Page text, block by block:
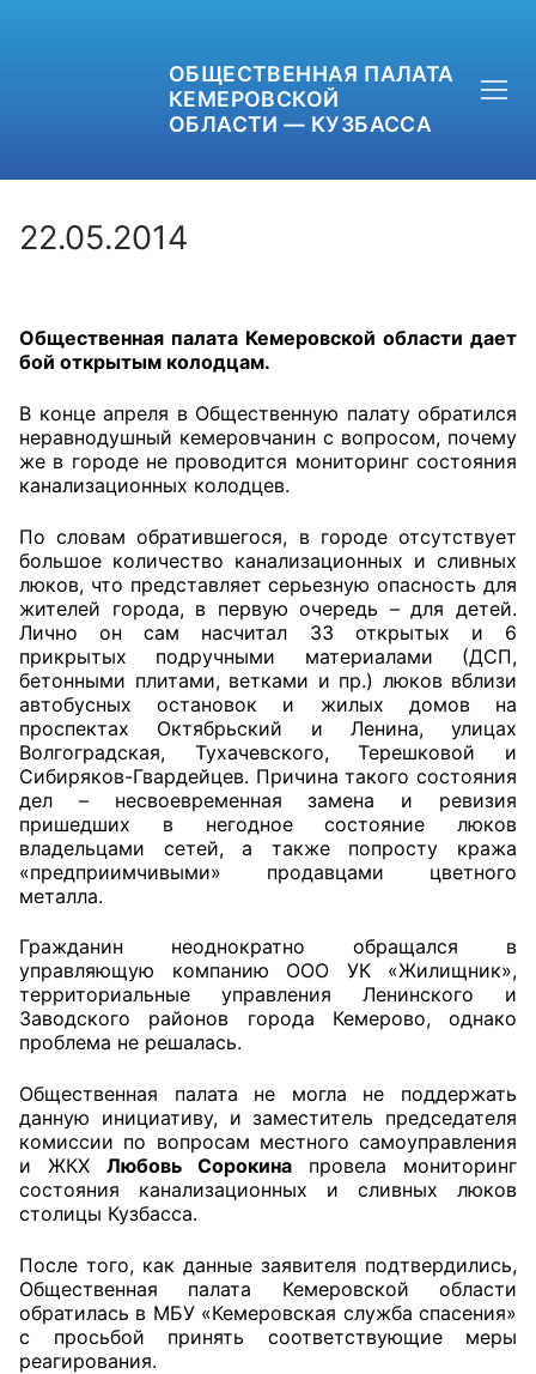
ОБЩЕСТВЕННАЯ ПАЛАТА
КЕМЕРОВСКОЙ
ОБЛАСТИ — КУЗБАССА
OPKO42@BK.RU
ОБРАТНАЯ СВЯЗЬ
Главная
Общественные советы
Общественные советы при территориальных
органах федеральных органов
исполнительной власти
Общественные советы по проведению
независимой оценки качества условий
оказания услуг
Структура Палаты
Комиссии
Совет ОП КО
Общественный штаб
Члены ОП КО
Документы ОП КО
Регламент ОП КО
22.05.2014
Общественная палата Кемеровской области дает
бой открытым колодцам.
В конце апреля в Общественную палату обратился
неравнодушный кемеровчанин с вопросом, почему
же в городе не проводится мониторинг состояния
канализационных колодцев.
По словам обратившегося, в городе отсутствует
большое количество канализационных и сливных
люков, что представляет серьезную опасность для
жителей города, в первую очередь – для детей.
Лично он сам насчитал 33 открытых и 6
прикрытых подручными материалами (ДСП,
бетонными плитами, ветками и пр.) люков вблизи
автобусных остановок и жилых домов на
проспектах Октябрьский и Ленина, улицах
Волгоградская, Тухачевского, Терешковой и
Сибиряков-Гвардейцев. Причина такого состояния
дел – несвоевременная замена и ревизия
пришедших в негодное состояние люков
владельцами сетей, а также попросту кража
«предприимчивыми» продавцами цветного
металла.
Гражданин неоднократно обращался в
управляющую компанию ООО УК «Жилищник»,
территориальные управления Ленинского и
Заводского районов города Кемерово, однако
проблема не решалась.
Общественная палата не могла не поддержать
данную инициативу, и заместитель председателя
комиссии по вопросам местного самоуправления
и ЖКХ Любовь Сорокина провела мониторинг
состояния канализационных и сливных люков
столицы Кузбасса.
После того, как данные заявителя подтвердились,
Общественная палата Кемеровской области
обратилась в МБУ «Кемеровская служба спасения»
с просьбой принять соответствующие меры
реагирования.